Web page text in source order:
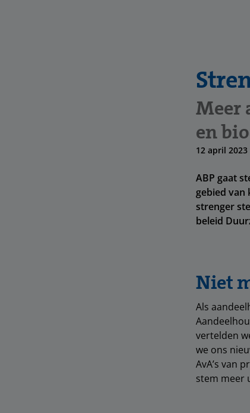
Meer
en
12 april 2023
ABP gaat
gebied van
strenger
beleid
Niet
Als
vertelden
we ons
AvA’s van
stem meer